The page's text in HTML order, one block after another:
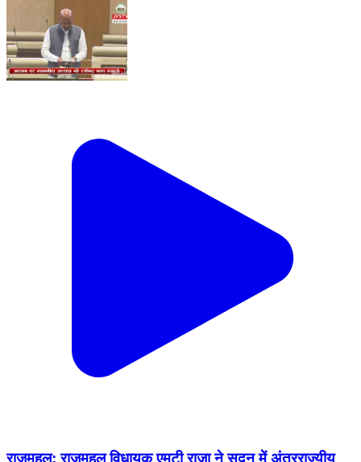
राजमहल: राजमहल विधायक एमटी राजा ने सदन में अंतरराज्यीय